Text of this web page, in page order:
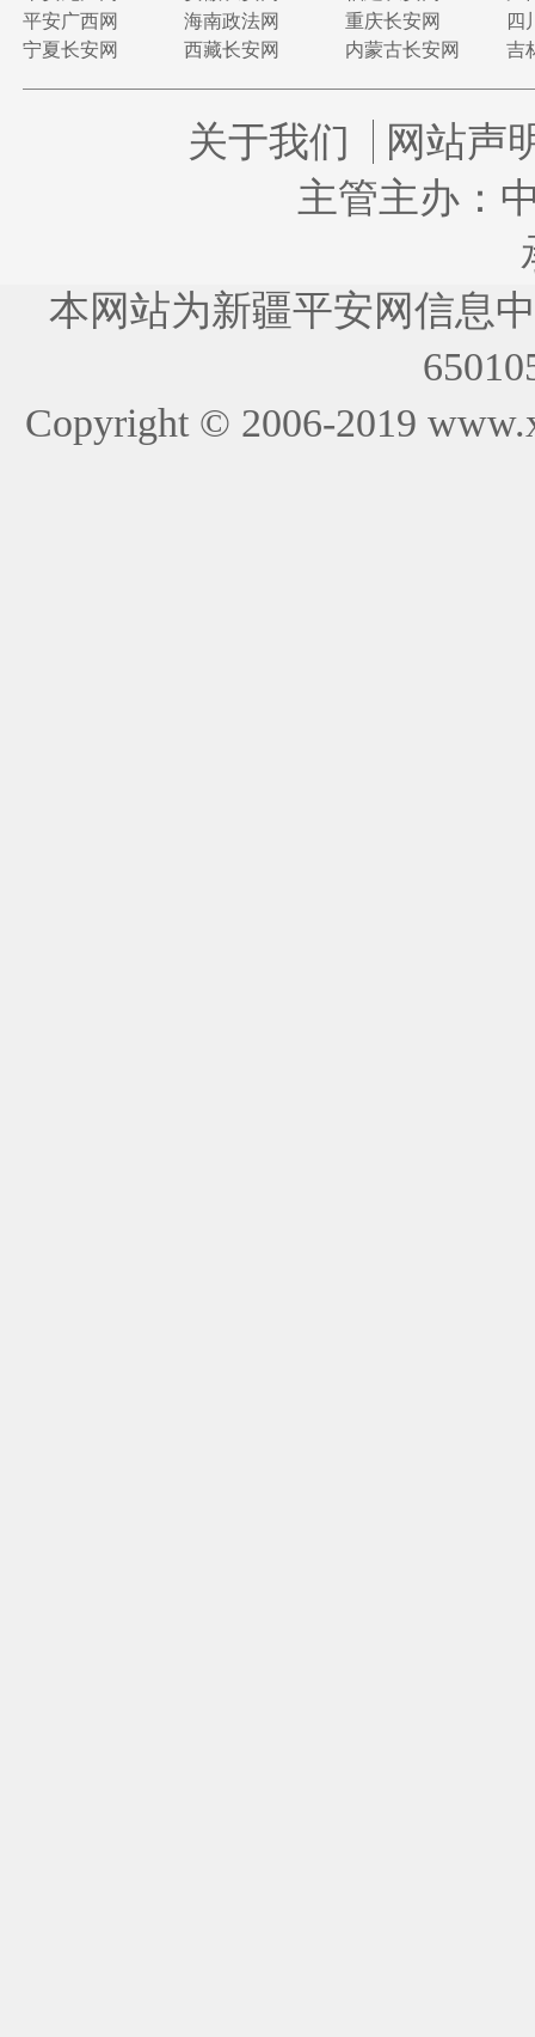
平安广西网
海南政法网 重庆长安网
四
宁夏长安网
西藏长安网 内蒙古长安网 吉
关于我们
网站声
主管主办：
本网站为新疆平安网信息
Copyright © 2006-2019